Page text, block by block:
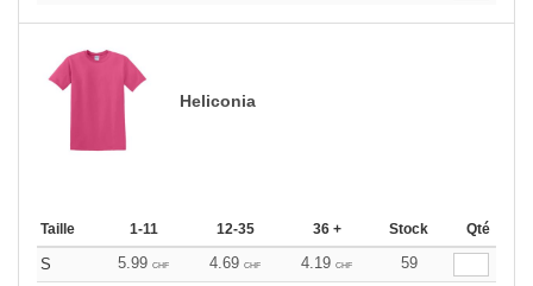
Heliconia
Taille 1-11 12-35 36 + Stock Qté
S 5.99 CHF 4.69 CHF 4.19 CHF
59